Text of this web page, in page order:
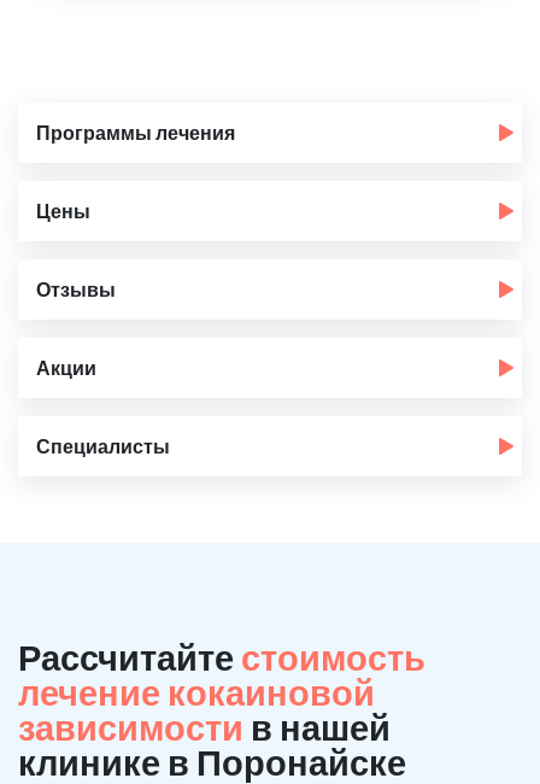
Программы лечения
Цены
Отзывы
Акции
Специалисты
Рассчитайте стоимость
лечение кокаиновой
зависимости в нашей
клинике в Поронайске